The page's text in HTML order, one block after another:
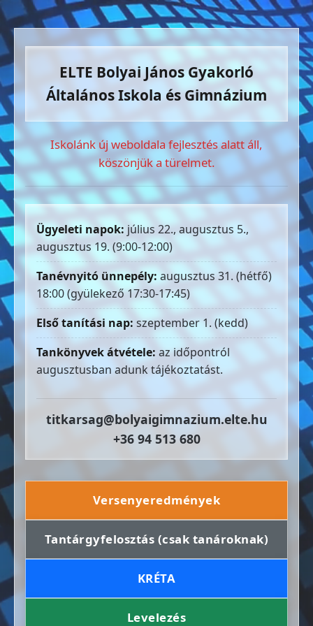
ELTE Bolyai János Gyakorló
Általános Iskola és Gimnázium
Iskolánk új weboldala fejlesztés alatt áll,
köszönjük a türelmet.
Ügyeleti napok: július 22., augusztus 5.,
augusztus 19. (9:00-12:00)
Tanévnyitó ünnepély: augusztus 31. (hétfő)
18:00 (gyülekező 17:30-17:45)
Első tanítási nap: szeptember 1. (kedd)
Tankönyvek átvétele: az időpontról
augusztusban adunk tájékoztatást.
titkarsag@bolyaigimnazium.elte.hu
+36 94 513 680
Versenyeredmények
Tantárgyfelosztás (csak tanároknak)
KRÉTA
Levelezés